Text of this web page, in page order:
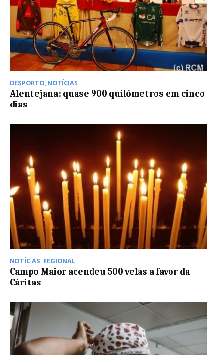
DESPORTO, NOTÍCIAS
Alentejana: quase 900 quilómetros em cinco
dias
NOTÍCIAS, REGIONAL
Campo Maior acendeu 500 velas a favor da
Cáritas